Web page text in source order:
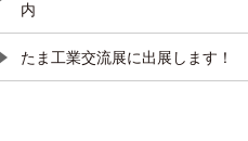
内
たま工業交流展に出展します！